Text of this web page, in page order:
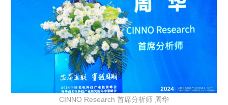
CINNO Research 首席分析师 周华